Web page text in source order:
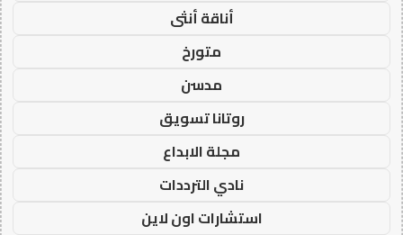
أناقة أنثى
متورخ
مدسن
روتانا تسويق
مجلة الابداع
نادي الترددات
استشارات اون لاين